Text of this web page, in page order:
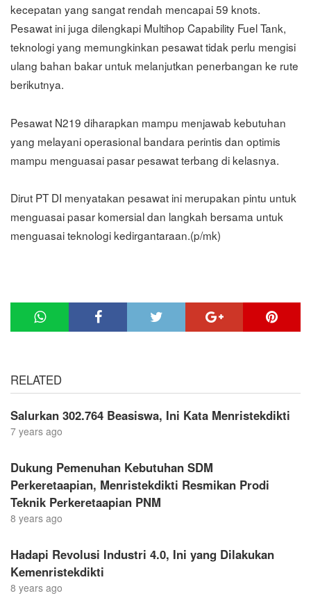
kecepatan yang sangat rendah mencapai 59 knots.
Pesawat ini juga dilengkapi Multihop Capability Fuel Tank,
teknologi yang memungkinkan pesawat tidak perlu mengisi
ulang bahan bakar untuk melanjutkan penerbangan ke rute
berikutnya.
Pesawat N219 diharapkan mampu menjawab kebutuhan
yang melayani operasional bandara perintis dan optimis
mampu menguasai pasar pesawat terbang di kelasnya.
Dirut PT DI menyatakan pesawat ini merupakan pintu untuk
menguasai pasar komersial dan langkah bersama untuk
menguasai teknologi kedirgantaraan.(p/mk)
RELATED
Salurkan 302.764 Beasiswa, Ini Kata Menristekdikti
7 years ago
Dukung Pemenuhan Kebutuhan SDM
Perkeretaapian, Menristekdikti Resmikan Prodi
Teknik Perkeretaapian PNM
8 years ago
Hadapi Revolusi Industri 4.0, Ini yang Dilakukan
Kemenristekdikti
8 years ago